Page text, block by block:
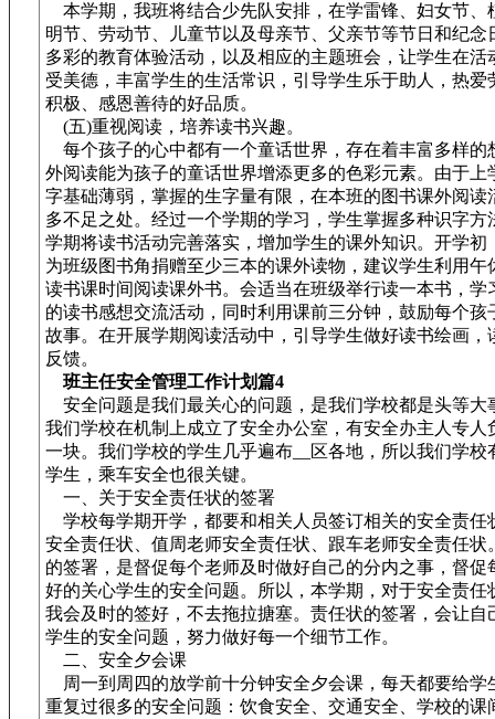
本学期，我班将结合少先队安排，在学雷锋、妇女节、
明节、劳动节、儿童节以及母亲节、父亲节等节日和纪念
多彩的教育体验活动，以及相应的主题班会，让学生在活
受美德，丰富学生的生活常识，引导学生乐于助人，热爱
积极、感恩善待的好品质。
(五)重视阅读，培养读书兴趣。
每个孩子的心中都有一个童话世界，存在着丰富多样的
外阅读能为孩子的童话世界增添更多的色彩元素。由于上
字基础薄弱，掌握的生字量有限，在本班的图书课外阅读
多不足之处。经过一个学期的学习，学生掌握多种识字方
学期将读书活动完善落实，增加学生的课外知识。开学初
为班级图书角捐赠至少三本的课外读物，建议学生利用午
读书课时间阅读课外书。会适当在班级举行读一本书，学
的读书感想交流活动，同时利用课前三分钟，鼓励每个孩
故事。在开展学期阅读活动中，引导学生做好读书绘画，
反馈。
班主任安全管理工作计划篇4
安全问题是我们最关心的问题，是我们学校都是头等大
我们学校在机制上成立了安全办公室，有安全办主人专人
一块。我们学校的学生几乎遍布__区各地，所以我们学校
学生，乘车安全也很关键。
一、关于安全责任状的签署
学校每学期开学，都要和相关人员签订相关的安全责任
安全责任状、值周老师安全责任状、跟车老师安全责任状
的签署，是督促每个老师及时做好自己的分内之事，督促
好的关心学生的安全问题。所以，本学期，对于安全责任
我会及时的签好，不去拖拉搪塞。责任状的签署，会让自
学生的安全问题，努力做好每一个细节工作。
二、安全夕会课
周一到周四的放学前十分钟安全夕会课，每天都要给学
重复过很多的安全问题：饮食安全、交通安全、学校的课